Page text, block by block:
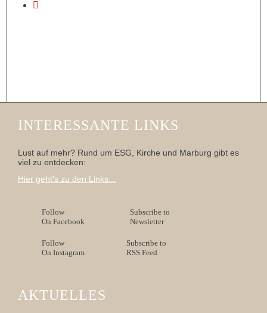
INTERESSANTE LINKS
Lust auf mehr? Rund um ESG, Kirche und Marburg gibt es
viel zu entdecken:
Hier geht's zu den Links...
Follow
On Facebook
Subscribe to
Newsletter
Follow
On Instagram
Subscribe to
RSS Feed
AKTUELLES